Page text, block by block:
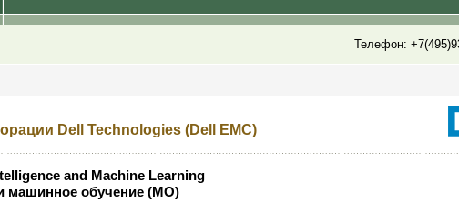
Телефон:
Dell Technologies (Dell EMC)
and Machine Learning
машинное обучение (МО)